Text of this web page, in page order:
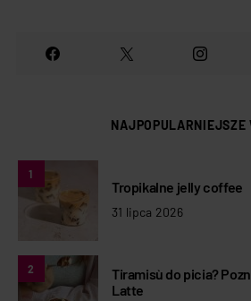
NAJPOPULARNIEJSZE
1
Tropikalne jelly coffee
31 lipca 2026
2
Tiramisù do picia?
Latte